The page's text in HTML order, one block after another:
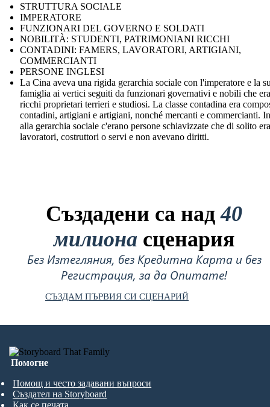
STRUTTURA SOCIALE
IMPERATORE
FUNZIONARI DEL GOVERNO E SOLDATI
NOBILITÀ: STUDENTI, PATRIMONIANI RICCHI
CONTADINI: FAMERS, LAVORATORI, ARTIGIANI,
COMMERCIANTI
PERSONE INGLESI
La Cina aveva una rigida gerarchia sociale con l'imperatore e la
famiglia ai vertici seguiti da funzionari governativi e nobili che
ricchi proprietari terrieri e studiosi. La classe contadina era
contadini, artigiani e artigiani, nonché mercanti e commercianti.
alla gerarchia sociale c'erano persone schiavizzate che di solito
lavoratori, costruttori o servi e non avevano diritti.
Създадени са над40
милиона сценария
Без Изтегляния, без Кредитна Карта и без
Регистрация, за да Опитате!
СЪЗДАМ ПЪРВИЯ СИ СЦЕНАРИЙ
Помогне
Помощ и често задавани въпроси
Създател на Storyboard
Как се печата